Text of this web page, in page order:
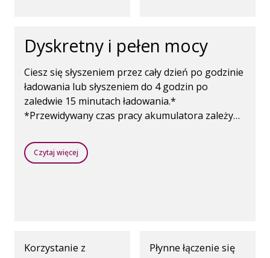
które działa jako zdalny
mikrofon podczas zajęć.
Dyskretny i pełen mocy
Ciesz się słyszeniem przez cały dzień po godzinie
ładowania lub słyszeniem do 4 godzin po
zaledwie 15 minutach ładowania.*
*Przewidywany czas pracy akumulatora zależy
ubytku słuchu, środowiska akustycznego, wieku
akumulatora i korzystania z akcesoriów
Czytaj więcej
Korzystanie z
Płynne łączenie się